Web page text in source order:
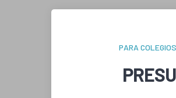
PARA